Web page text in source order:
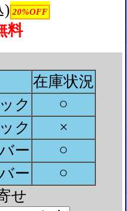
) 20%OFF
料
在庫状況
ク
○
ク
×
ー
○
ー
○
せ